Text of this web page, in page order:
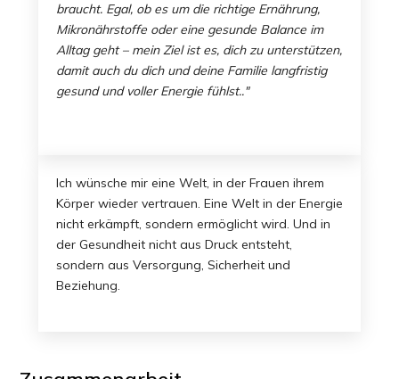
braucht. Egal, ob es um die richtige Ernährung,
Mikronährstoffe oder eine gesunde Balance im
Alltag geht – mein Ziel ist es, dich zu unterstützen,
damit auch du dich und deine Familie langfristig
gesund und voller Energie fühlst.."
Ich wünsche mir eine Welt, in der Frauen ihrem
Körper wieder vertrauen. Eine Welt in der Energie
nicht erkämpft, sondern ermöglicht wird. Und in
der Gesundheit nicht aus Druck entsteht,
sondern aus Versorgung, Sicherheit und
Beziehung.